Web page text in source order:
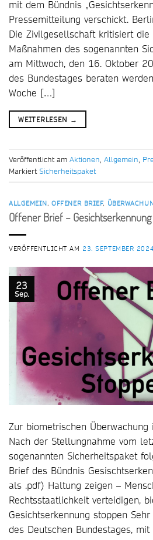
mit dem Bündnis
Pressemitteilung verschickt.
Die Zivilgesellschaft kritisiert die
Maßnahmen des sogenannten
am Mittwoch, den 16. Oktober
des Bundestages beraten
Woche […]
WEITERLESEN →
Veröffentlicht am Aktionen, Allgemein,
MarkiertSicherheitspaket
ALLGEMEIN,OFFENER BRIEF,
Offener Brief –
VERÖFFENTLICHT AM 23. SEPTEMBER
23
Sep.
Zur biometrischen Überwachung
Nach der Stellungnahme vom
sogenannten Sicherheitspaket
Brief des Bündnis
als .pdf) Haltung zeigen –
Rechtsstaatlichkeit verteidigen,
Gesichtserkennung stoppen
des Deutschen Bundestages,